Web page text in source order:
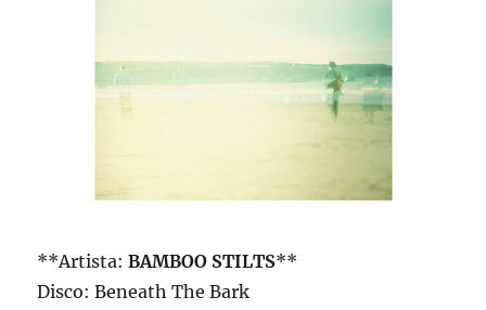
**Artista:BAMBOO STILTS**
Disco: Beneath The Bark